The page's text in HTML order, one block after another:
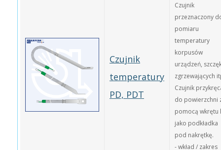
Czujnik
temperatury
PD, PDT
Czujnik
przeznaczony
pomiaru
temperatury
korpusów
urządzeń,
zgrzewających
Czujnik
do powierzchni
pomocą wkrętu
jako podkładka
pod nakrętkę.
- wkład / zakres